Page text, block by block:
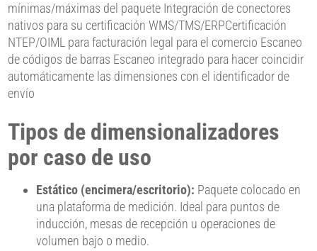
mínimas/máximas del paquete Integración de conectores
nativos para su certificación WMS/TMS/ERPCertificación
NTEP/OIML para facturación legal para el comercio Escaneo
de códigos de barras Escaneo integrado para hacer coincidir
automáticamente las dimensiones con el identificador de
envío
Tipos de dimensionalizadores
por caso de uso
Estático (encimera/escritorio): Paquete colocado en
una plataforma de medición. Ideal para puntos de
inducción, mesas de recepción u operaciones de
volumen bajo o medio.